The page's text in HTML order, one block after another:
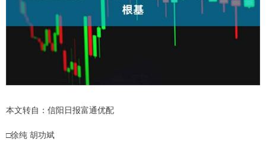
本文转自：信阳日报富通优配
□徐纯 胡功斌